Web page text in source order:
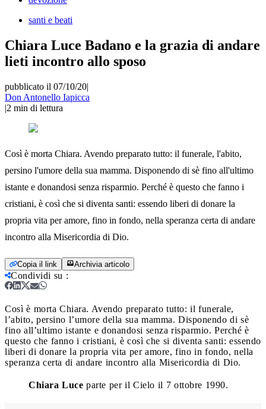
santi e beati
Chiara Luce Badano e la grazia di andare
lieti incontro allo sposo
pubblicato il 07/10/20|
Don Antonello Iapicca
|2 min di lettura
Così è morta Chiara. Avendo preparato tutto: il funerale, l'abito,
persino l'umore della sua mamma. Disponendo di sè fino all'ultimo
istante e donandosi senza risparmio. Perché è questo che fanno i
cristiani, è così che si diventa santi: essendo liberi di donare la
propria vita per amore, fino in fondo, nella speranza certa di andare
incontro alla Misericordia di Dio.
Copia il link Archivia articolo
Condividi su :
Così è morta Chiara. Avendo preparato tutto: il funerale,
l’abito, persino l’umore della sua mamma. Disponendo di sè
fino all’ultimo istante e donandosi senza risparmio. Perché è
questo che fanno i cristiani, è così che si diventa santi: essendo
liberi di donare la propria vita per amore, fino in fondo, nella
speranza certa di andare incontro alla Misericordia di Dio.
Chiara Luce parte per il Cielo il 7 ottobre 1990.